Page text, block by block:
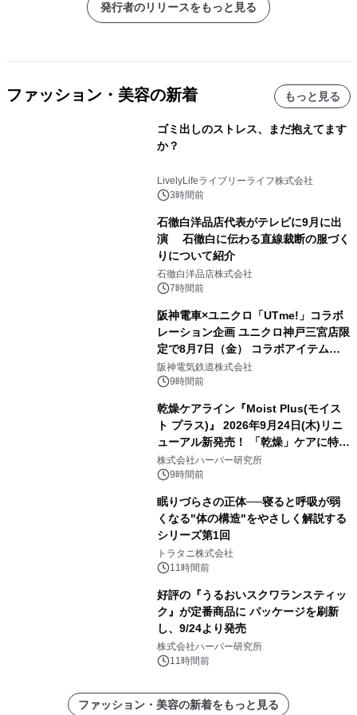
発行者のリリースをもっと見る
ファッション・美容の新着 もっと見る
ゴミ出しのストレス、まだ抱えてます
か？
LivelyLifeライブリーライフ株式会社
3時間前
石徹白洋品店代表がテレビに9月に出
演 石徹白に伝わる直線裁断の服づく
りについて紹介
石徹白洋品店株式会社
7時間前
阪神電車×ユニクロ「UTme!」コラボ
レーション企画 ユニクロ神戸三宮店限
定で8月7日（金） コラボアイテムが
発売決定！
阪神電気鉄道株式会社
9時間前
乾燥ケアライン『Moist Plus(モイス
ト プラス)』 2026年9月24日(木)リニ
ューアル新発売！ 「乾燥」ケアに特化
し、ライン使いで潤いに満ちた肌へ
株式会社ハーバー研究所
9時間前
眠りづらさの正体──寝ると呼吸が弱
くなる"体の構造"をやさしく解説する
シリーズ第1回
トラタニ株式会社
11時間前
好評の『うるおいスクワランスティッ
ク』が定番商品に パッケージを刷新
し、9/24より発売
株式会社ハーバー研究所
11時間前
ファッション・美容の新着をもっと見る